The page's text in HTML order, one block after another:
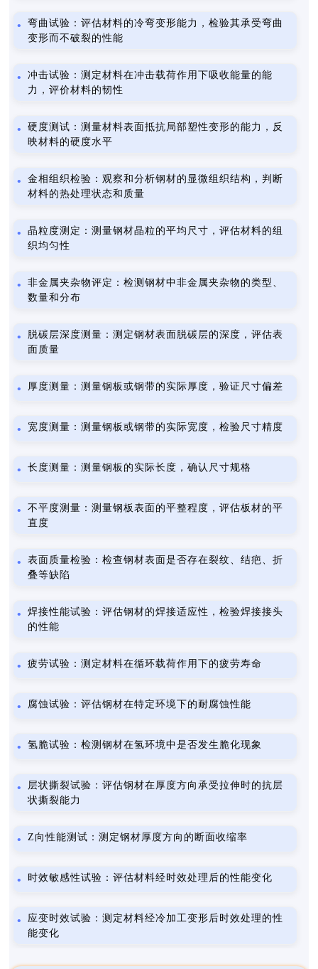
弯曲试验：评估材料的冷弯变形能力，检验其承受弯曲
变形而不破裂的性能
冲击试验：测定材料在冲击载荷作用下吸收能量的能
力，评价材料的韧性
硬度测试：测量材料表面抵抗局部塑性变形的能力，反
映材料的硬度水平
金相组织检验：观察和分析钢材的显微组织结构，判断
材料的热处理状态和质量
晶粒度测定：测量钢材晶粒的平均尺寸，评估材料的组
织均匀性
非金属夹杂物评定：检测钢材中非金属夹杂物的类型、
数量和分布
脱碳层深度测量：测定钢材表面脱碳层的深度，评估表
面质量
厚度测量：测量钢板或钢带的实际厚度，验证尺寸偏差
宽度测量：测量钢板或钢带的实际宽度，检验尺寸精度
长度测量：测量钢板的实际长度，确认尺寸规格
不平度测量：测量钢板表面的平整程度，评估板材的平
直度
表面质量检验：检查钢材表面是否存在裂纹、结疤、折
叠等缺陷
焊接性能试验：评估钢材的焊接适应性，检验焊接接头
的性能
疲劳试验：测定材料在循环载荷作用下的疲劳寿命
腐蚀试验：评估钢材在特定环境下的耐腐蚀性能
氢脆试验：检测钢材在氢环境中是否发生脆化现象
层状撕裂试验：评估钢材在厚度方向承受拉伸时的抗层
状撕裂能力
Z向性能测试：测定钢材厚度方向的断面收缩率
时效敏感性试验：评估材料经时效处理后的性能变化
应变时效试验：测定材料经冷加工变形后时效处理的性
能变化